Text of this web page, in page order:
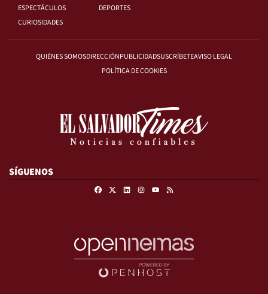
ESPECTÁCULOS
DEPORTES
CURIOSIDADES
QUIÉNES SOMOSDIRECCIÓNPUBLICIDADSUSCRÍBETEAVISO LEGAL
POLÍTICA DE COOKIES
SÍGUENOS
FacebookLinkedinInstagramRSS